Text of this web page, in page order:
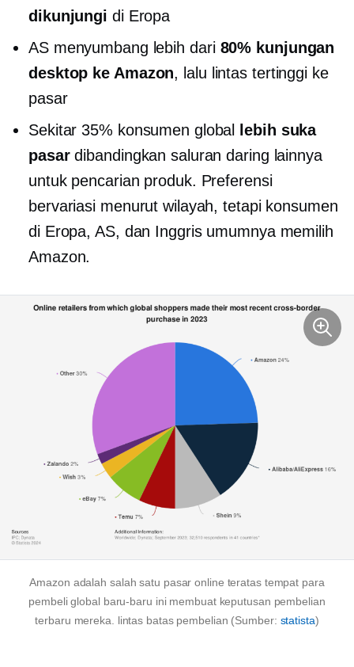
dikunjungi di Eropa
AS menyumbang lebih dari 80% kunjungan
desktop ke Amazon, lalu lintas tertinggi ke
pasar
Sekitar 35% konsumen global
lebih suka
pasardibandingkan saluran daring lainnya
untuk pencarian produk. Preferensi
bervariasi menurut wilayah, tetapi konsumen
di Eropa, AS, dan Inggris umumnya memilih
Amazon.
Amazon adalah salah satu pasar online teratas tempat para
pembeli global baru-baru ini membuat keputusan pembelian
terbaru mereka. lintas bataspembelian (Sumber: statista)